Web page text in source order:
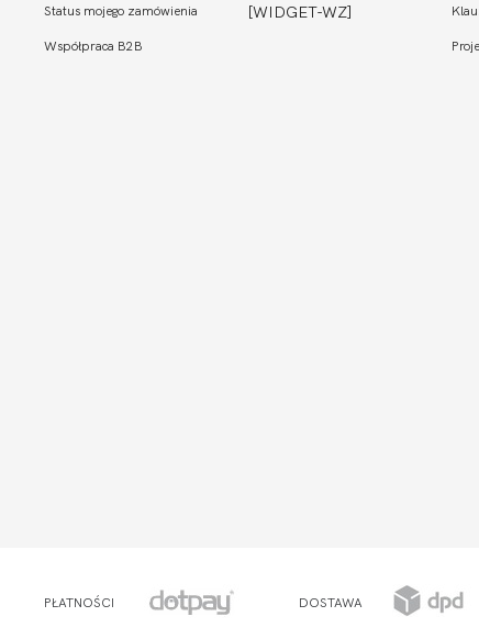
Status mojego zamówienia
Współpraca B2B
[WIDGET-WZ]
PŁATNOŚCI DOSTAWA